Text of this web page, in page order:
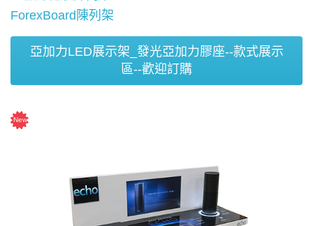
ForexBoard陳列架
亞加力LED展示架_發光亞加力膠座--款式展示
區--歡迎訂購